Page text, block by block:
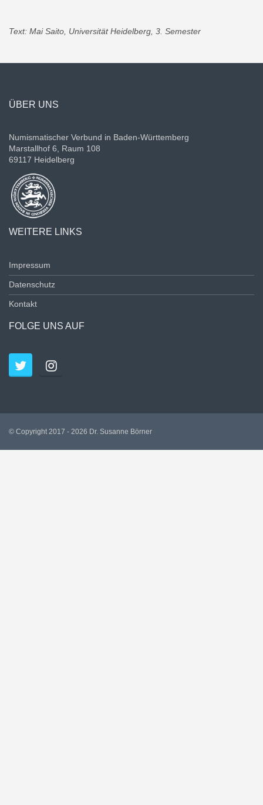
Text: Mai Saito, Universität Heidelberg, 3. Semester
ÜBER UNS
Numismatischer Verbund in Baden-Württemberg
Marstallhof 6, Raum 108
69117 Heidelberg
WEITERE LINKS
Impressum
Datenschutz
Kontakt
FOLGE UNS AUF
© Copyright 2017 - 2026 Dr. Susanne Börner